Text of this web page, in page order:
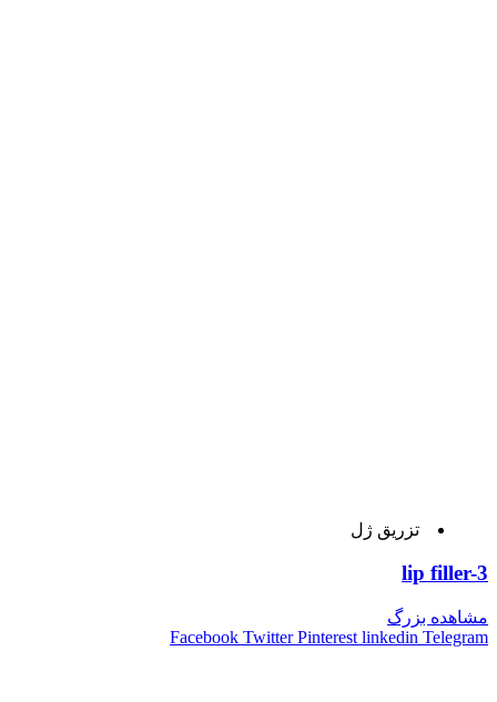
تزریق ژل
lip filler-3
مشاهده بزرگ
Facebook Twitter Pinterest linkedin Telegram